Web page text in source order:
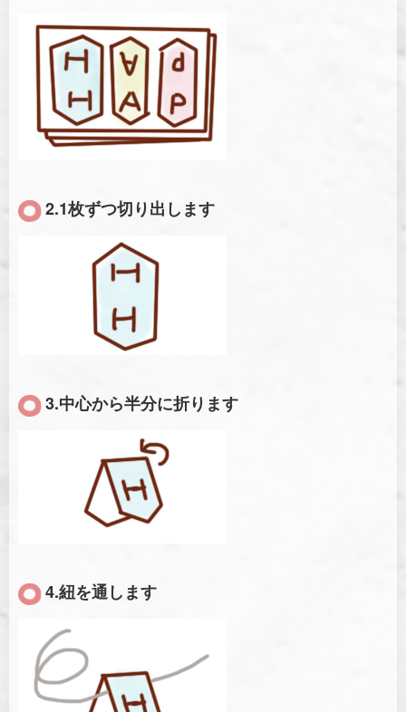
2.1枚ずつ切り出します
3.中心から半分に折ります
4.紐を通します